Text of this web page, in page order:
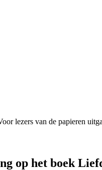
lezers van de papieren
op het boek